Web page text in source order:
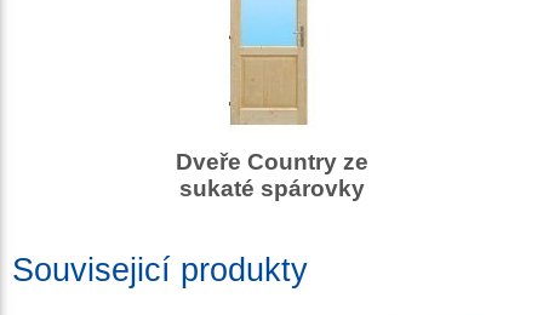
Dveře Country ze
sukaté spárovky
Souvisejicí produkty